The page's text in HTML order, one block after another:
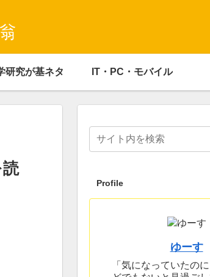
研究が基ネタ IT・PC・モバイル
Profile
ゆーす
「気になっていたの